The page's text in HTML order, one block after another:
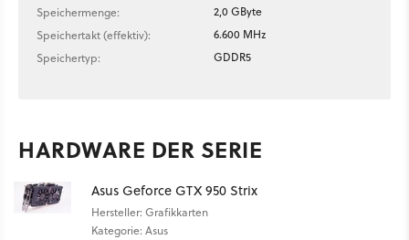
Speichermenge:
2,0 GByte
Speichertakt (effektiv):
6.600 MHz
Speichertyp:
GDDR5
HARDWARE DER SERIE
Asus Geforce GTX 950 Strix
Hersteller: Grafikkarten
Kategorie: Asus